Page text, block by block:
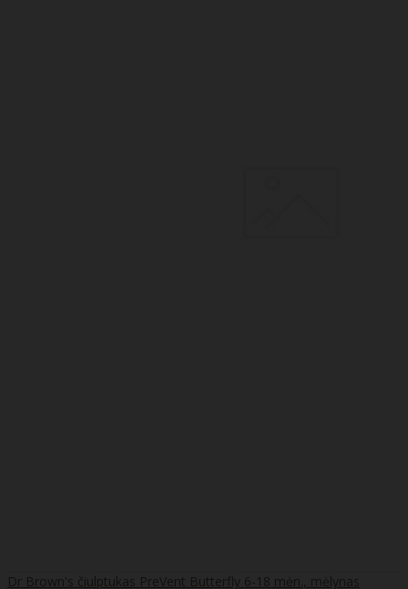
Dr Brown's čiulptukas PreVent Butterfly 6-18 mėn., mėlynas